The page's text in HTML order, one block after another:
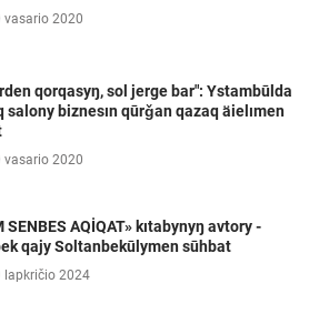
2020
qorqasyŋ, sol jerge bar": Ystambūlda
salony biznesın qūrǧan qazaq äielımen
2020
SENBES AQİQAT» kıtabynyŋ avtory -
qajy Soltanbekūlymen sūhbat
2024